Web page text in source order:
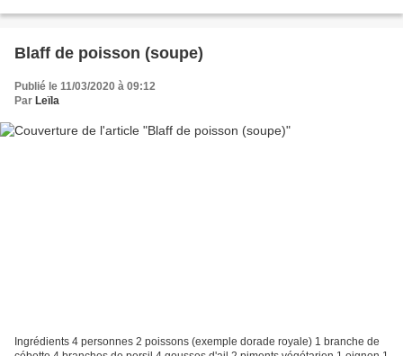
Blaff de poisson (soupe)
Publié le 11/03/2020 à 09:12
Par Leïla
Ingrédients 4 personnes 2 poissons (exemple dorade royale) 1 branche de